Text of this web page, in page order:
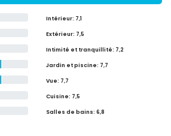
Intérieur: 7,1
Extérieur: 7,5
Intimité et tranquillité: 7,2
Jardin et piscine: 7,7
Vue: 7,7
Cuisine: 7,5
Salles de bains: 6,8